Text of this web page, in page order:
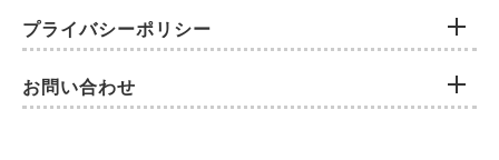
プライバシーポリシー
お問い合わせ